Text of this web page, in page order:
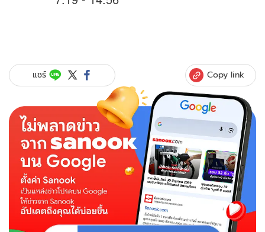
แชร์ Copy link